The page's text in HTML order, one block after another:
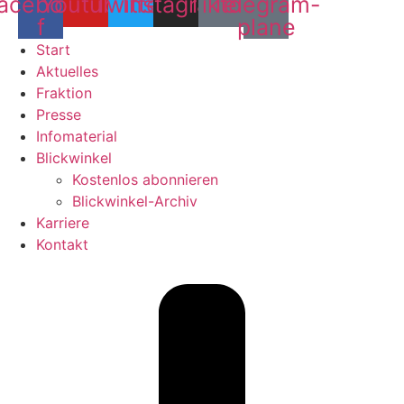
f
plane
Start
Aktuelles
Fraktion
Presse
Infomaterial
Blickwinkel
Kostenlos abonnieren
Blickwinkel-Archiv
Karriere
Kontakt